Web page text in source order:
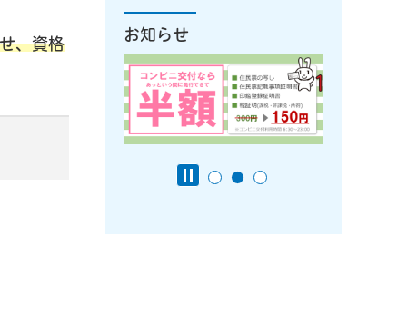
、資格
お知らせ